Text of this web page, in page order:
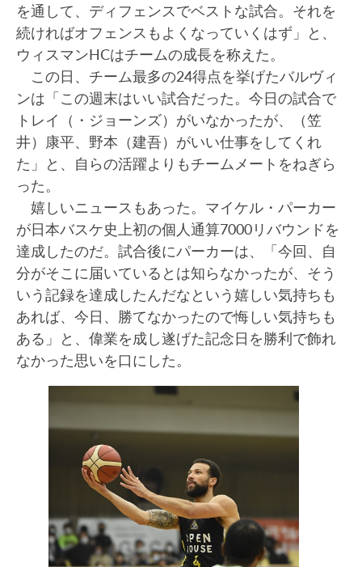
を通して、ディフェンスでベストな試合。それを
続ければオフェンスもよくなっていくはず」と、
ウィスマンHCはチームの成長を称えた。
この日、チーム最多の24得点を挙げたバルヴィ
ンは「この週末はいい試合だった。今日の試合で
トレイ（・ジョーンズ）がいなかったが、（笠
井）康平、野本（建吾）がいい仕事をしてくれ
た」と、自らの活躍よりもチームメートをねぎら
った。
嬉しいニュースもあった。マイケル・パーカー
が日本バスケ史上初の個人通算7000リバウンドを
達成したのだ。試合後にパーカーは、「今回、自
分がそこに届いているとは知らなかったが、そう
いう記録を達成したんだなという嬉しい気持ちも
あれば、今日、勝てなかったので悔しい気持ちも
ある」と、偉業を成し遂げた記念日を勝利で飾れ
なかった思いを口にした。